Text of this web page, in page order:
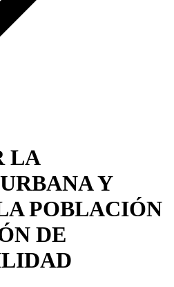
LA
Y
POBLACIÓN
DE